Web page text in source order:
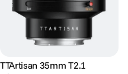
TTArtisan 35mm T2.1